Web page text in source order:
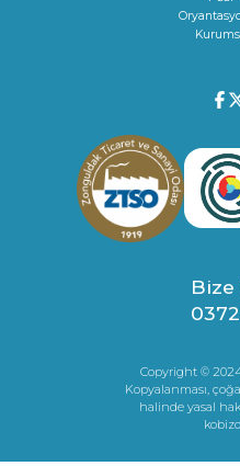
Bize
Copyright ©
Kopyalanması,
halinde yasal